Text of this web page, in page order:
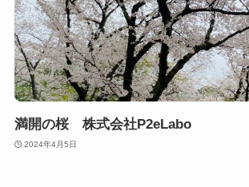
満開の桜 株式会社P2eLabo
2024年4月5日